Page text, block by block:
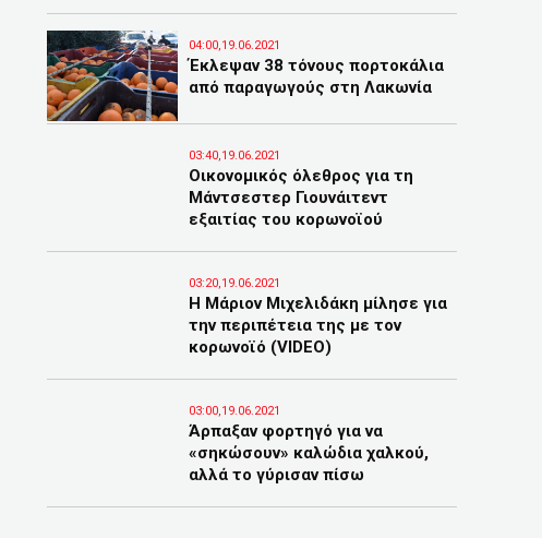
04:00,19.06.2021
Έκλεψαν 38 τόνους πορτοκάλια
από παραγωγούς στη Λακωνία
03:40,19.06.2021
Οικονομικός όλεθρος για τη
Μάντσεστερ Γιουνάιτεντ
εξαιτίας του κορωνοϊού
03:20,19.06.2021
Η Μάριον Μιχελιδάκη μίλησε για
την περιπέτεια της με τον
κορωνοϊό (VIDEO)
03:00,19.06.2021
Άρπαξαν φορτηγό για να
«σηκώσουν» καλώδια χαλκού,
αλλά το γύρισαν πίσω